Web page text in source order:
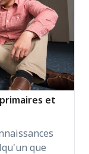
et
que